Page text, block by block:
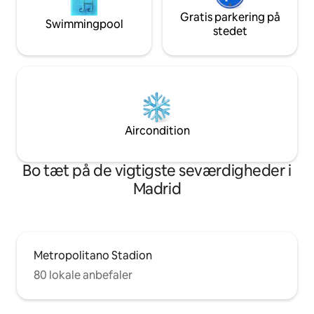
Swimmingpool
Gratis parkering på
stedet
Aircondition
Bo tæt på de vigtigste seværdigheder i
Madrid
Metropolitano Stadion
80 lokale anbefaler